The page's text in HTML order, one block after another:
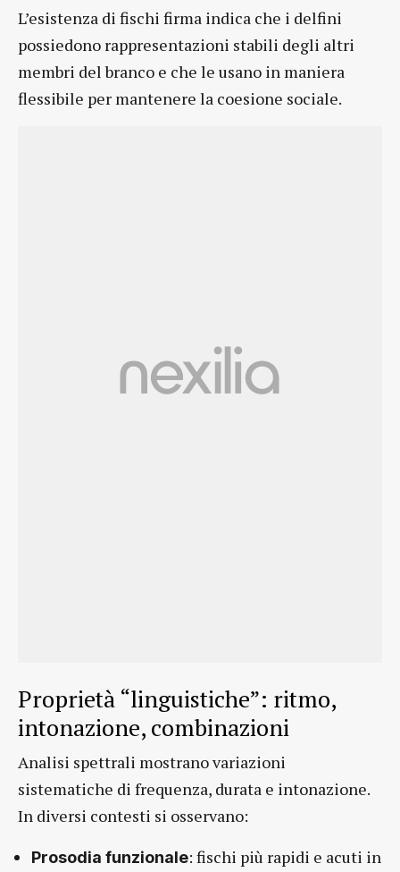
L’esistenza di fischi firma indica che i delfini
possiedono rappresentazioni stabili degli altri
membri del branco e che le usano in maniera
flessibile per mantenere la coesione sociale.
Proprietà “linguistiche”: ritmo,
intonazione, combinazioni
Analisi spettrali mostrano variazioni
sistematiche di frequenza, durata e intonazione.
In diversi contesti si osservano:
Prosodia funzionale: fischi più rapidi e acuti in